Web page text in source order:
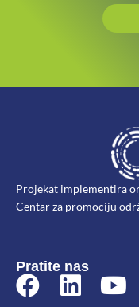
Projekat implementira
Centar za promociju
Pratite nas